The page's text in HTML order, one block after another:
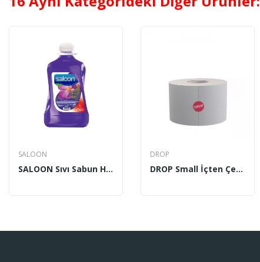
SALOON
SALOON Sıvı Sabun Has Bahçe 3.6 Lt
DROP
DROP Small İçten Çekmeli Mini Jumbo 4.3 Tuvalet...